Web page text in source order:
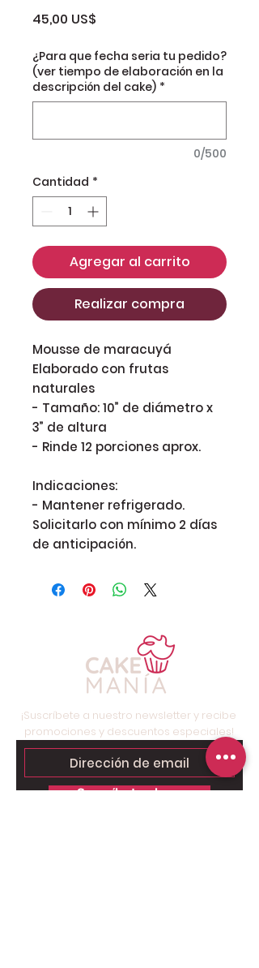
45,00 US$
¿Para que fecha seria tu pedido?
(ver tiempo de elaboración en la
descripción del cake) *
0/500
Cantidad *
Agregar al carrito
Realizar compra
Mousse de maracuyá
Elaborado con frutas
naturales
- Tamaño: 10” de diámetro x
3” de altura
- Rinde 12 porciones aprox.
Indicaciones:
- Mantener refrigerado.
Solicitarlo con mínimo 2 días
de anticipación.
¡Suscríbete a nuestro newsletter y recibe
promociones y descuentos especiales!
Suscríbete ahora